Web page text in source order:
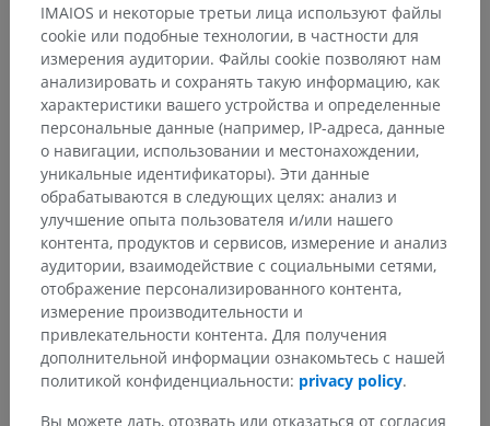
Анатомическая иерархия
Анатомия человека 2
Человеческое тело> Systemata integrantia
Нервная система>
Центральная нервная система> Головной мозг
Ствол головного мозга
IMAIOS и некоторые третьи лица используют файлы
cookie или подобные технологии, в частности для
измерения аудитории. Файлы cookie позволяют нам
анализировать и сохранять такую информацию, как
характеристики вашего устройства и определенные
персональные данные (например, IP-адреса, данные
о навигации, использовании и местонахождении,
уникальные идентификаторы). Эти данные
обрабатываются в следующих целях: анализ и
улучшение опыта пользователя и/или нашего
контента, продуктов и сервисов, измерение и анализ
аудитории, взаимодействие с социальными сетями,
отображение персонализированного контента,
измерение производительности и
привлекательности контента. Для получения
дополнительной информации ознакомьтесь с нашей
политикой конфиденциальности: privacy policy.
Вы можете дать, отозвать или отказаться от согласия